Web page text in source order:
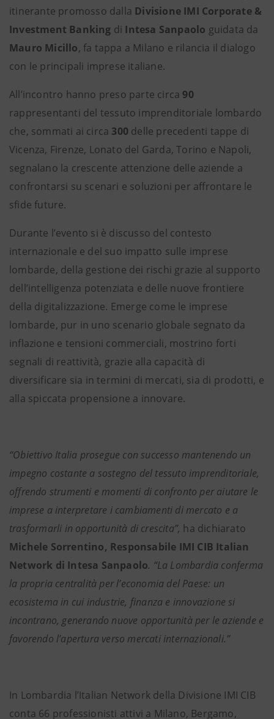
itinerante promosso dalla Divisione IMI Corporate &
Investment Banking di Intesa Sanpaolo guidata da
Mauro Micillo, fa tappa a Milano e rilancia il dialogo
con le principali imprese italiane.
All’incontro hanno preso parte circa 90
rappresentanti del tessuto imprenditoriale lombardo
che, sommati ai circa 300 delle precedenti tappe di
Vicenza, Firenze, Lonato del Garda, Torino e Napoli,
segnalano la crescente attenzione delle aziende a
confrontarsi su scenari e soluzioni per affrontare le
sfide future.
Durante l’evento si è discusso del contesto
internazionale e del suo impatto sulle imprese
lombarde, della gestione dei rischi grazie al supporto
dell’intelligenza potenziata e delle nuove frontiere
della digitalizzazione. Emerge come le imprese
lombarde, pur in uno scenario globale segnato da
inflazione e tensioni commerciali, mostrino forti
segnali di reattività, grazie alla capacità di
diversificare sia in termini di mercati, sia di prodotti, e
alla spiccata propensione a innovare.
“Obiettivo Italia prosegue con successo mantenendo un
impegno costante a sostegno del tessuto imprenditoriale,
offrendo strumenti e momenti di confronto per aiutare le
imprese a interpretare i cambiamenti di mercato e a
trasformarli in opportunità di crescita”, ha dichiarato
Michele Sorrentino, Responsabile IMI CIB Italian
Network di Intesa Sanpaolo. “La Lombardia conferma
la propria centralità per l’economia del Paese: un
ecosistema in cui industrie, finanza e innovazione si
incontrano, generando nuove opportunità per le aziende e
favorendo l’apertura verso mercati internazionali.”
In Lombardia l’Italian Network della Divisione IMI CIB
conta 66 professionisti attivi a Milano, Bergamo,